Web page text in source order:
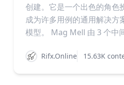
创建。它是一个出色的角色
成为许多用例的通用解决方
模型。 Mag Mell 由 3 个中
Rifx.Online 15.63K